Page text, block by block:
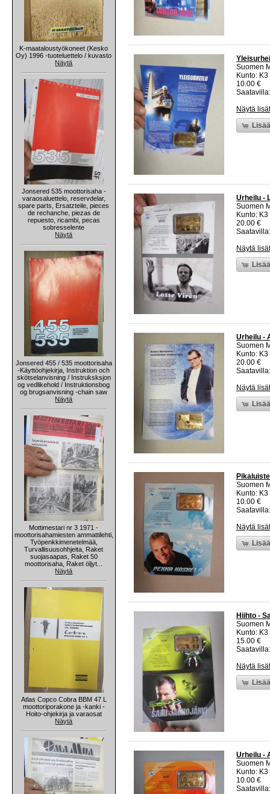
K-maataloustyökoneet (Kesko
Oy) 1996 -tuoteluettelo / kuvasto
Näytä
Jonsered 535 moottorisaha -
varaosaluettelo, reservdelar,
spare parts, Ersatzteile, pieces
de rechanche, piezas de
repuesto, ricambi, pecas
sobresselente
Näytä
Jonsered 455 / 535 moottorisaha
-Käyttöohjekirja, Instruktion och
skötselanvisning / Instruksksjon
og vedlikehold / Instruktionsbog
og brugsanvisning -chain saw
Näytä
Mottimestari nr 3 1971 -
moottorisahamiesten ammattilehti,
Työpenkkimenetelmää,
Turvallisuusohhjeita, Raket
suojasaapas, Raket 50
moottorisaha, Raket öljyt...
Näytä
Atlas Copco Cobra BBM 47 L
moottoriporakone ja -kanki -
Hoito-ohjekirja ja varaosat
Näytä
Suomen
Kunto:
10.00 €
Näytä
Urheilu -
Suomen
Kunto:
20.00 €
Näytä
Urheilu -
Suomen
Kunto:
20.00 €
Näytä
Suomen
Kunto:
10.00 €
Näytä
Hiihto -
Suomen
Kunto:
15.00 €
Näytä
Urheilu -
Suomen
Kunto:
10.00 €